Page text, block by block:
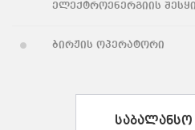
ელექტროენერგიის
ბირჟის ოპერატორი
საბალანსო